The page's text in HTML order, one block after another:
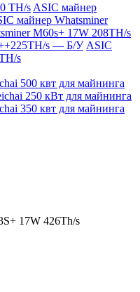
TH/s ASIC майнер
майнер Whatsminer
M60s+ 17W 208TH/s
s — Б/У ASIC
s
500 квт для майнинга
250 кВт для майнинга
350 квт для майнинга
17W 426Th/s